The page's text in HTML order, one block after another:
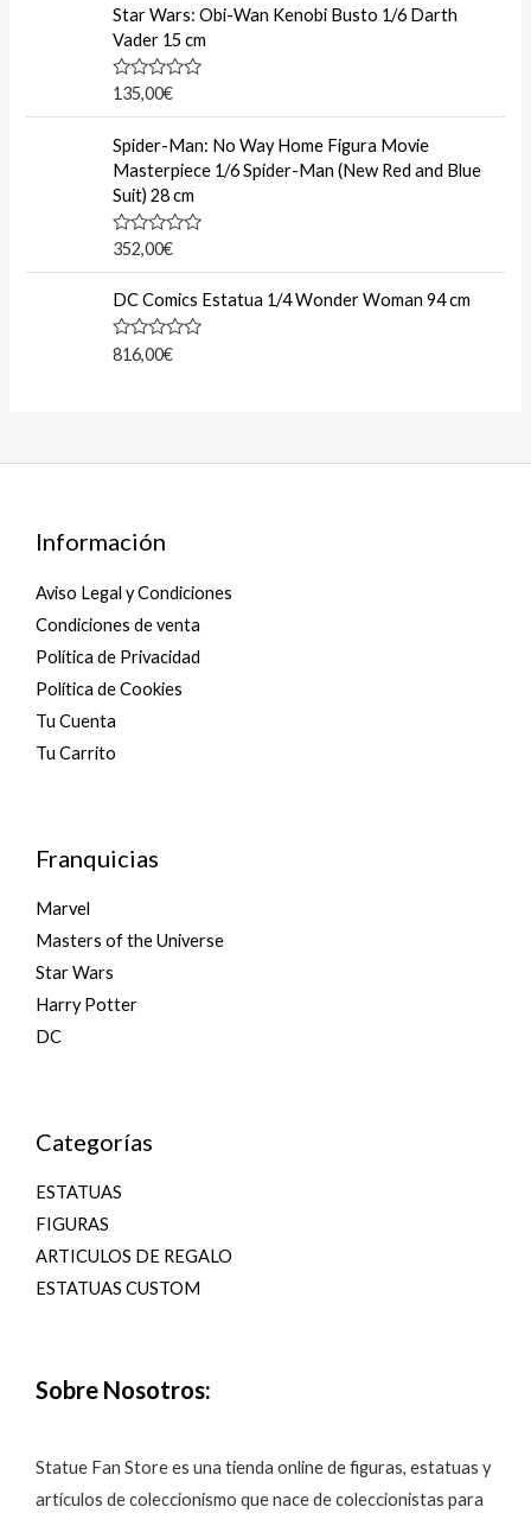
5
e
0
o
u
t
5
Star Wars: Obi-Wan Kenobi Busto 1/6 Darth
Vader 15 cm
R
e
d
0
o
u
t
o
f
5
135,00€
Spider-Man: No Way Home Figura Movie
Masterpiece 1/6 Spider-Man (New Red and Blue
Suit) 28 cm
R
e
0
o
u
352,00€
DC Comics Estatua 1/4 Wonder Woman 94 cm
R
u
5
816,00€
Información
Aviso Legal y Condiciones
Condiciones de venta
Política de Privacidad
Política de Cookies
Tu Cuenta
Tu Carrito
Franquicias
Marvel
Masters of the Universe
Star Wars
Harry Potter
DC
Categorías
ESTATUAS
FIGURAS
ARTICULOS DE REGALO
ESTATUAS CUSTOM
Sobre Nosotros:
Statue Fan Store es una tienda online de figuras, estatuas y
artículos de coleccionismo que nace de coleccionistas para